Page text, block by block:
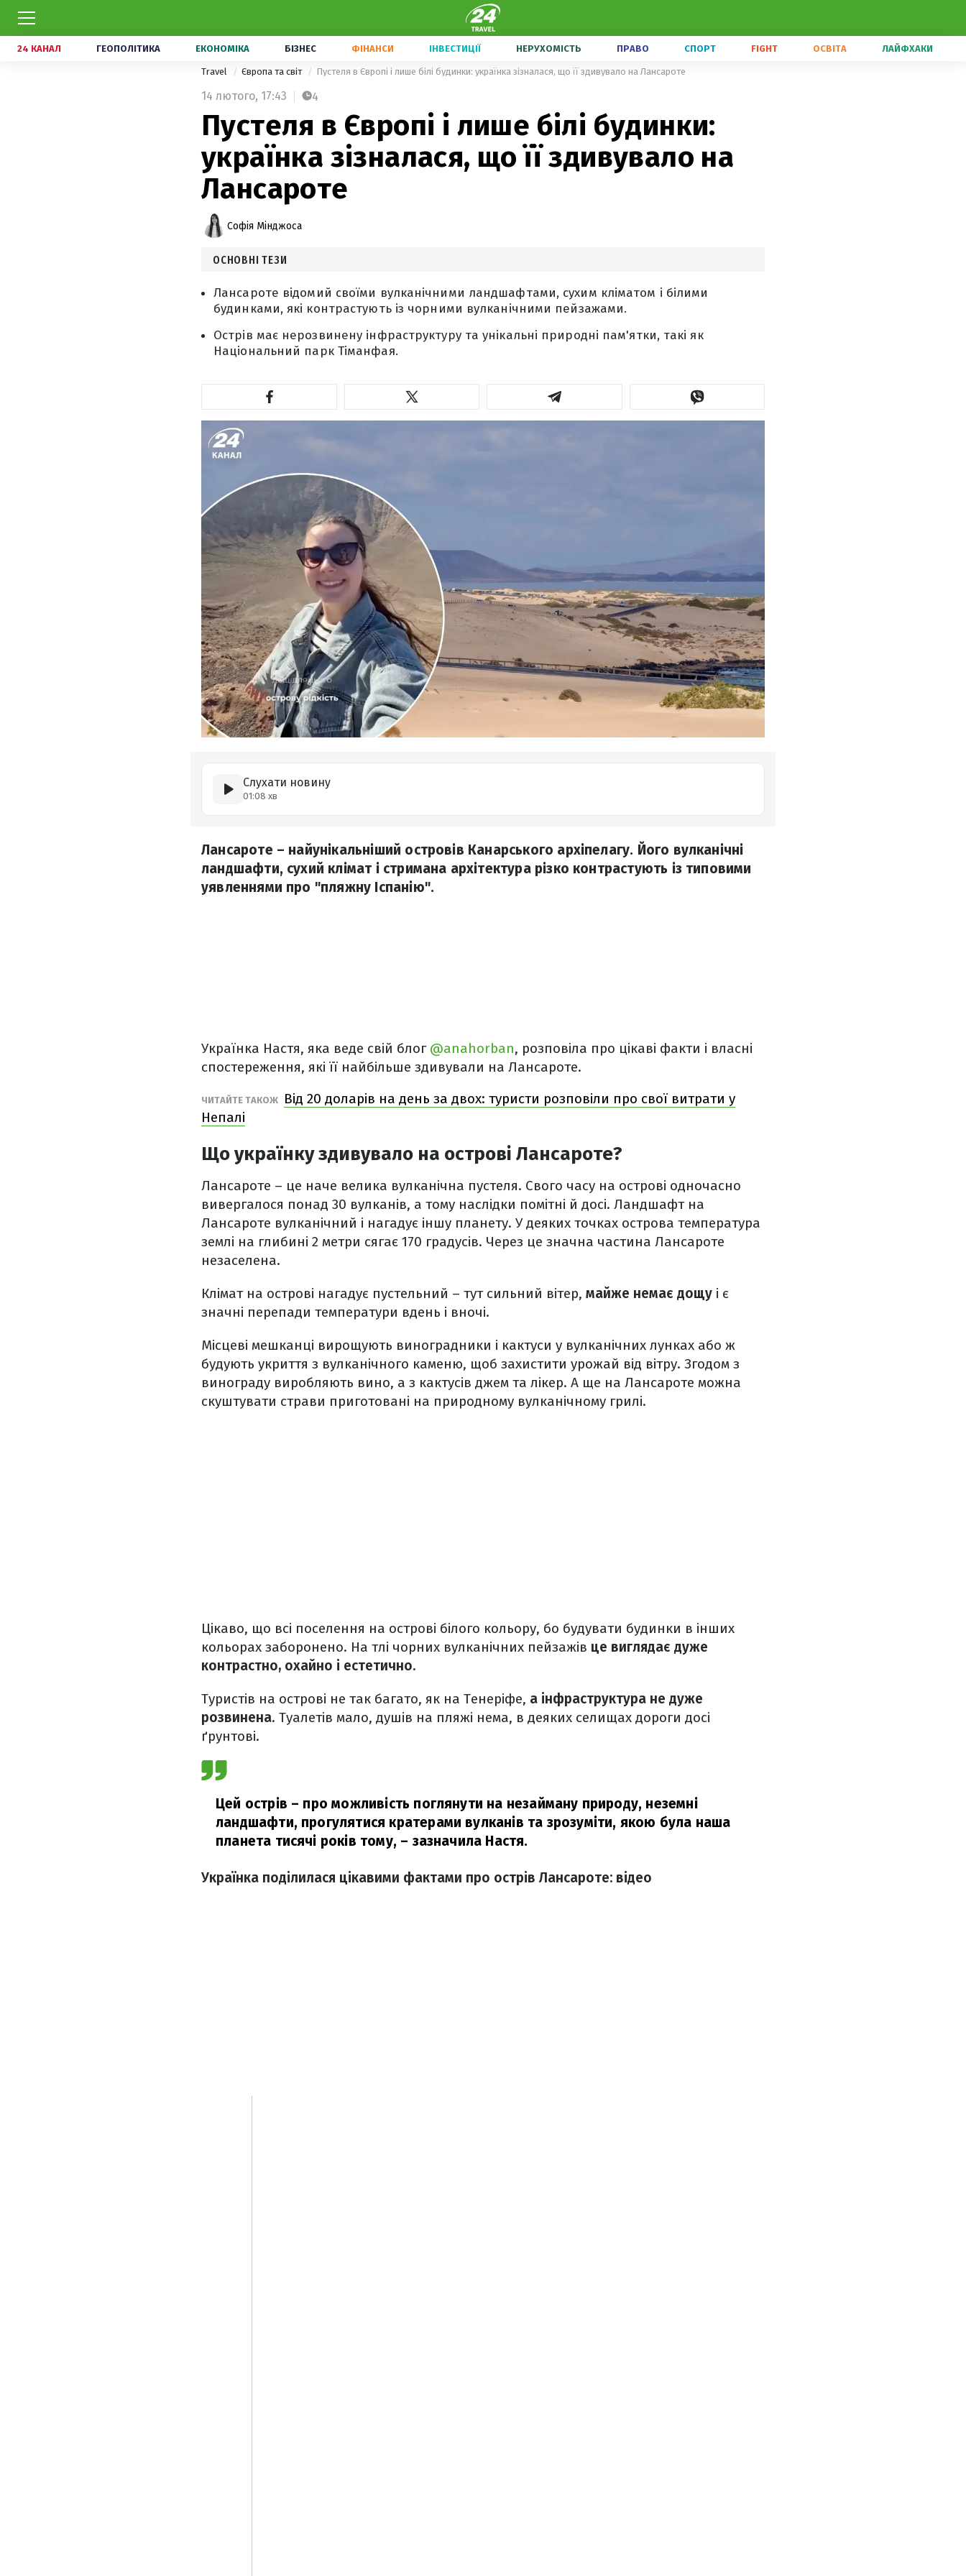
24 КАНАЛ ГЕОПОЛІТИКА ЕКОНОМІКА БІЗНЕС ФІНАНСИ ІНВЕСТИЦІЇ НЕРУХОМІСТЬ ПРАВО СПОРТ FIGHT ОСВІТА ЛАЙФХАКИ
Travel Європа та світ Пустеля в Європі і лише білі будинки: українка зізналася, що її здивувало на Лансароте
14 лютого, 17:43 4
Пустеля в Європі і лише білі будинки:
українка зізналася, що її здивувало на
Лансароте
Софія Мінджоса
ОСНОВНІ ТЕЗИ
Лансароте відомий своїми вулканічними ландшафтами, сухим кліматом і білими
будинками, які контрастують із чорними вулканічними пейзажами.
Острів має нерозвинену інфраструктуру та унікальні природні пам'ятки, такі як
Національний парк Тіманфая.
Слухати новину
01:08 хв
Лансароте – найунікальніший островів Канарського архіпелагу. Його вулканічні
ландшафти, сухий клімат і стримана архітектура різко контрастують із типовими
уявленнями про "пляжну Іспанію".
Українка Настя, яка веде свій блог @anahorban, розповіла про цікаві факти і власні
спостереження, які її найбільше здивували на Лансароте.
ЧИТАЙТЕ ТАКОЖ
Від 20 доларів на день за двох: туристи розповіли про свої витрати у
Непалі
Що українку здивувало на острові Лансароте?
Лансароте – це наче велика вулканічна пустеля. Свого часу на острові одночасно
вивергалося понад 30 вулканів, а тому наслідки помітні й досі. Ландшафт на
Лансароте вулканічний і нагадує іншу планету. У деяких точках острова температура
землі на глибині 2 метри сягає 170 градусів. Через це значна частина Лансароте
незаселена.
Клімат на острові нагадує пустельний – тут сильний вітер, майже немає дощу і є
значні перепади температури вдень і вночі.
Місцеві мешканці вирощують виноградники і кактуси у вулканічних лунках або ж
будують укриття з вулканічного каменю, щоб захистити урожай від вітру. Згодом з
винограду виробляють вино, а з кактусів джем та лікер. А ще на Лансароте можна
скуштувати страви приготовані на природному вулканічному грилі.
Цікаво, що всі поселення на острові білого кольору, бо будувати будинки в інших
кольорах заборонено. На тлі чорних вулканічних пейзажів це виглядає дуже
контрастно, охайно і естетично.
Туристів на острові не так багато, як на Тенеріфе, а інфраструктура не дуже
розвинена. Туалетів мало, душів на пляжі нема, в деяких селищах дороги досі
ґрунтові.
Цей острів – про можливість поглянути на незайману природу, неземні
ландшафти, прогулятися кратерами вулканів та зрозуміти, якою була наша
планета тисячі років тому, – зазначила Настя.
Українка поділилася цікавими фактами про острів Лансароте: відео